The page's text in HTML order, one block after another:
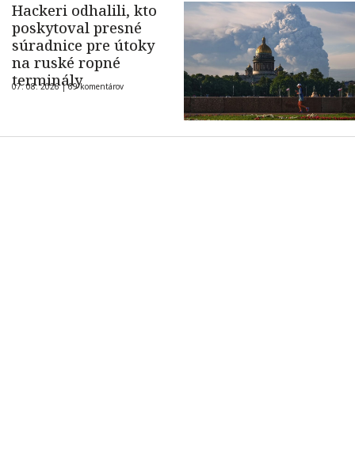
Hackeri odhalili, kto
poskytoval presné
súradnice pre útoky
na ruské ropné
terminály
07. 08. 2026 |69 komentárov